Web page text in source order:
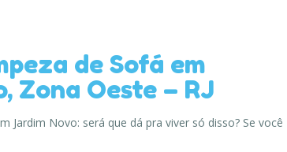
de Sofá em
Zona Oeste – RJ
Jardim Novo: será que dá pra viver só disso? Se você